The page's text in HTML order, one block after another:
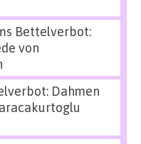
Bettelverbot:
von
Dahmen